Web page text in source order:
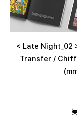
< Late Night_02
Transfer /